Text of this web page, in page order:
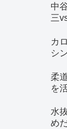
中
三
カ
シ
柔
を
水
め